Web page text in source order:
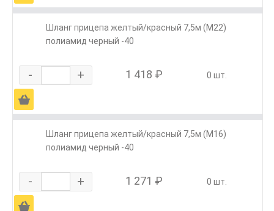
Шланг прицепа желтый/красный 7,5м (М22)
полиамид черный -40
- + 1 418 ₽ 0 шт.
Ä
Шланг прицепа желтый/красный 7,5м (М16)
полиамид черный -40
- + 1 271 ₽ 0 шт.
Ä